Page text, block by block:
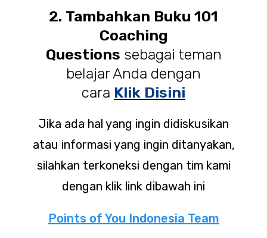
2. Tambahkan Buku 101
Coaching
Questions sebagai teman
belajar Anda dengan
cara Klik Disini
Jika ada hal yang ingin didiskusikan
atau informasi yang ingin ditanyakan,
silahkan terkoneksi dengan tim kami
dengan klik link dibawah ini
Points of You Indonesia Team